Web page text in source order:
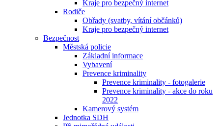
Kraje pro bezpečný internet
Rodiče
Obřady (svatby, vítání občánků)
Kraje pro bezpečný internet
Bezpečnost
Městská policie
Základní informace
Vybavení
Prevence kriminality
Prevence kriminality - fotogalerie
Prevence kriminality - akce do roku
2022
Kamerový systém
Jednotka SDH